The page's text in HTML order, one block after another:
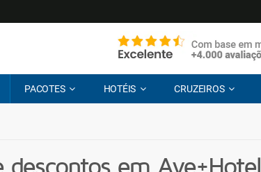
PACOTES HOTÉIS CRUZEIROS
em Ave+Hotel